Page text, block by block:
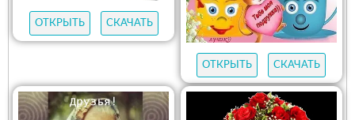
ОТКРЫТЬ СКАЧАТЬ
ОТКРЫТЬ СКАЧАТЬ